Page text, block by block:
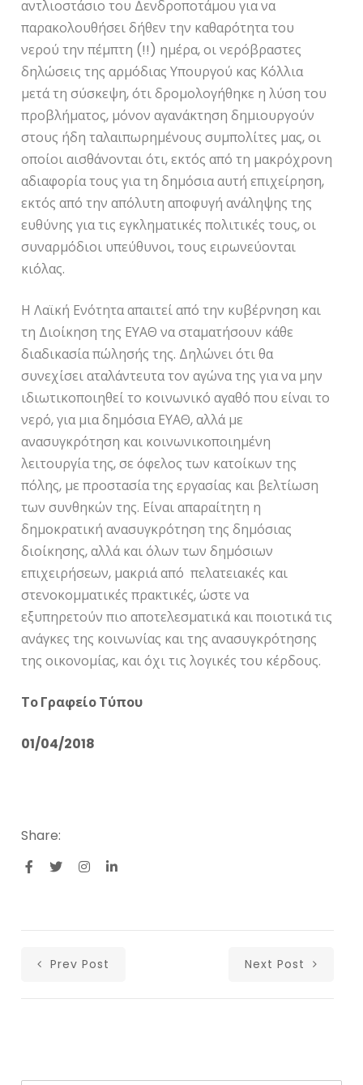
αντλιοστάσιο του Δενδροποτάμου για να
παρακολουθήσει δήθεν την καθαρότητα του
νερού την πέμπτη (!!) ημέρα, οι νερόβραστες
δηλώσεις της αρμόδιας Υπουργού κας Κόλλια
μετά τη σύσκεψη, ότι δρομολογήθηκε η λύση του
προβλήματος, μόνον αγανάκτηση δημιουργούν
στους ήδη ταλαιπωρημένους συμπολίτες μας, οι
οποίοι αισθάνονται ότι, εκτός από τη μακρόχρονη
αδιαφορία τους για τη δημόσια αυτή επιχείρηση,
εκτός από την απόλυτη αποφυγή ανάληψης της
ευθύνης για τις εγκληματικές πολιτικές τους, οι
συναρμόδιοι υπεύθυνοι, τους ειρωνεύονται
κιόλας.
Η Λαϊκή Ενότητα απαιτεί από την κυβέρνηση και
τη Διοίκηση της ΕΥΑΘ να σταματήσουν κάθε
διαδικασία πώλησής της. Δηλώνει ότι θα
συνεχίσει αταλάντευτα τον αγώνα της για να μην
ιδιωτικοποιηθεί το κοινωνικό αγαθό που είναι το
νερό, για μια δημόσια ΕΥΑΘ, αλλά με
ανασυγκρότηση και κοινωνικοποιημένη
λειτουργία της, σε όφελος των κατοίκων της
πόλης, με προστασία της εργασίας και βελτίωση
των συνθηκών της. Είναι απαραίτητη η
δημοκρατική ανασυγκρότηση της δημόσιας
διοίκησης, αλλά και όλων των δημόσιων
επιχειρήσεων, μακριά από πελατειακές και
στενοκομματικές πρακτικές, ώστε να
εξυπηρετούν πιο αποτελεσματικά και ποιοτικά τις
ανάγκες της κοινωνίας και της ανασυγκρότησης
της οικονομίας, και όχι τις λογικές του κέρδους.
Το Γραφείο Τύπου
01/04/2018
Share:
Prev Post Next Post